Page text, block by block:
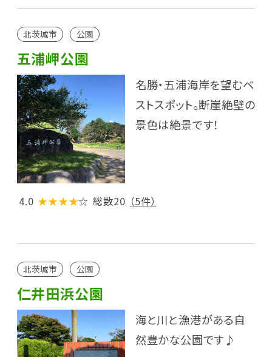
北茨城市 公園
五浦岬公園
名勝・五浦海岸を望むベ
ストスポット。断崖絶壁の
景色は絶景です！
4.0 ★★★★☆ 総数20 （5件）
北茨城市 公園
仁井田浜公園
海と川と漁港がある自
然豊かな公園です♪